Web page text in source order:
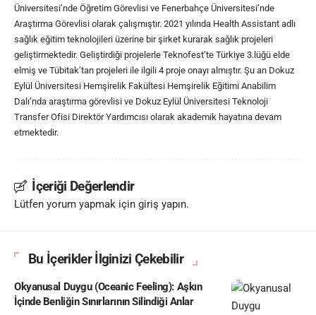
Üniversitesi’nde Öğretim Görevlisi ve Fenerbahçe Üniversitesi’nde
Araştırma Görevlisi olarak çalışmıştır. 2021 yılında Health Assistant adlı
sağlık eğitim teknolojileri üzerine bir şirket kurarak sağlık projeleri
geliştirmektedir. Geliştirdiği projelerle Teknofest’te Türkiye 3.lüğü elde
elmiş ve Tübitak’tan projeleri ile ilgili 4 proje onayı almıştır. Şu an Dokuz
Eylül Üniversitesi Hemşirelik Fakültesi Hemşirelik Eğitimi Anabilim
Dalı’nda araştırma görevlisi ve Dokuz Eylül Üniversitesi Teknoloji
Transfer Ofisi Direktör Yardımcısı olarak akademik hayatına devam
etmektedir.
İçeriği Değerlendir
Lütfen yorum yapmak için giriş yapın.
Bu İçerikler İlginizi Çekebilir
Okyanusal Duygu (Oceanic Feeling): Aşkın
İçinde Benliğin Sınırlarının Silindiği Anlar